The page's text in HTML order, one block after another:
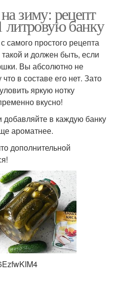
зиму: рецепт
литровую банку
самого простого рецепта
и должен быть, если
Вы абсолютно не
в составе его нет. Зато
яркую нотку
вкусно!
в каждую банку
ароматнее.
дополнительной